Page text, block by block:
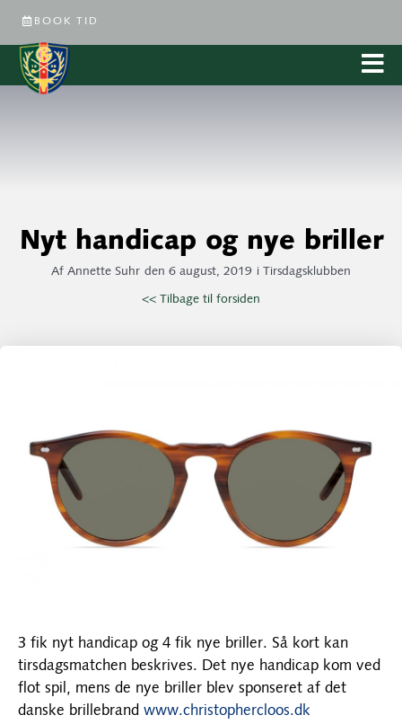
BOOK TID
Nyt handicap og nye briller
Af Annette Suhr den 6 august, 2019 i Tirsdagsklubben
<< Tilbage til forsiden
3 fik nyt handicap og 4 fik nye briller. Så kort kan
tirsdagsmatchen beskrives. Det nye handicap kom ved
flot spil, mens de nye briller blev sponseret af det
danske brillebrand www.christophercloos.dk